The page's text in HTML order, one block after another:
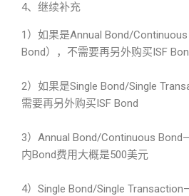
4、继续补充
1）如果是Annual Bond/
Bond），不需要再另外购买ISF
2）如果是Single Bond/Single
需要再另外购买ISF Bond
3）Annual Bond/Continuous
内Bond费用大概是500美元
4）Single Bond/Single